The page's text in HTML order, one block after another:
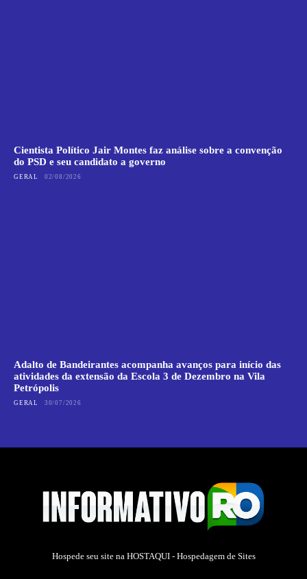
Cientista Político Jair Montes faz análise sobre a convenção
do PSD e seu candidato a governo
GERAL 02/08/2026
Adalto de Bandeirantes acompanha avanços para início das
atividades da extensão da Escola 3 de Dezembro na Vila
Petrópolis
GERAL 30/07/2026
Hospede seu site na HOSTAQUI - Hospedagem de Sites